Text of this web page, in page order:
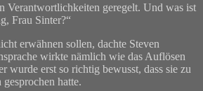
Verantwortlichkeiten geregelt. Und was ist
Frau Sinter?“
erwähnen sollen, dachte Steven
wirkte nämlich wie das Auflösen
wurde erst so richtig bewusst, dass sie zu
hatte.